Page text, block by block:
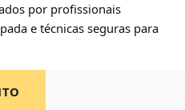
por profissionais
e técnicas seguras para